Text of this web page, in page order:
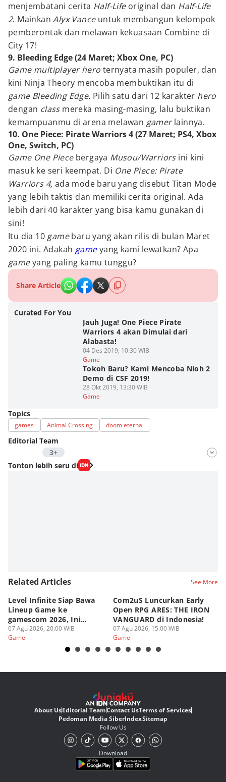
menjembatani cerita Half-Lifeoriginal dan Half-Life
2. MainkanAlyx Vanceuntuk membangun kelompok
pemberontak dan melawan kekuasaan Combine di
City 17!
9. Bleeding Edge (24 Maret; Xbox One, PC)
Game multiplayer hero ternyata masih populer, dan
kini Ninja Theory mencoba membuktikan itu di
game Bleeding Edge. Pilih satu dari 12 karakter hero
dengan classmereka masing-masing, lalu buktikan
kemampuanmu di arena melawan gamerlainnya.
10. One Piece: Pirate Warriors 4 (27 Maret; PS4, Xbox
One, Switch, PC)
Game One Piecebergaya Musou/Warriorsini kini
masuk ke seri keempat. Di One Piece: Pirate
Warriors 4, ada mode baru yang disebut Titan Mode
yang lebih taktis dan memiliki cerita original. Ada
lebih dari 40 karakter yang bisa kamu gunakan di
sini!
Itu dia 10 gamebaru yang akan rilis di bulan Maret
2020 ini. Adakah game yang kami lewatkan? Apa
gameyang paling kamu tunggu?
Share Article
Curated For You
Jauh Juga! One Piece Pirate
Warriors 4 akan Dimulai dari
Alabasta!
04 Des 2019, 10:30 WIB
Game
Tokoh Baru? Kami Mencoba Nioh 2
Demo di CSF 2019!
28 Okt 2019, 13:30 WIB
Game
Topics
games Animal Crossing doom eternal
Editorial Team
3+
Editor
Antonius Putu Satria
Tonton lebih seru di
Related Articles See More
Level Infinite Siap Bawa
Lineup Game ke
gamescom 2026, Ini
Judulnya!
07 Agu 2026, 20:00 WIB
Game
Com2uS Luncurkan Early
Open RPG ARES: THE IRON
VANGUARD di Indonesia!
07 Agu 2026, 15:00 WIB
Game
About UsEditorial TeamContact UsTerms of Services
Pedoman Media SiberIndexSitemap
Follow Us
Download